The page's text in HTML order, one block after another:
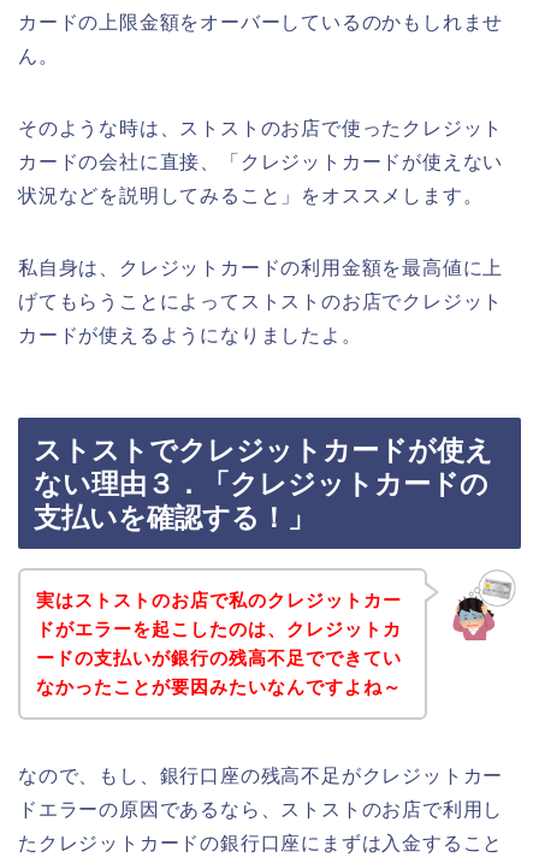
カードの上限金額をオーバーしているのかもしれませ
ん。
そのような時は、ストストのお店で使ったクレジット
カードの会社に直接、「クレジットカードが使えない
状況などを説明してみること」をオススメします。
私自身は、クレジットカードの利用金額を最高値に上
げてもらうことによってストストのお店でクレジット
カードが使えるようになりましたよ。
ストストでクレジットカードが使え
ない理由３．「クレジットカードの
支払いを確認する！」
実はストストのお店で私のクレジットカー
ドがエラーを起こしたのは、クレジットカ
ードの支払いが銀行の残高不足でできてい
なかったことが要因みたいなんですよね～
なので、もし、銀行口座の残高不足がクレジットカー
ドエラーの原因であるなら、ストストのお店で利用し
たクレジットカードの銀行口座にまずは入金すること